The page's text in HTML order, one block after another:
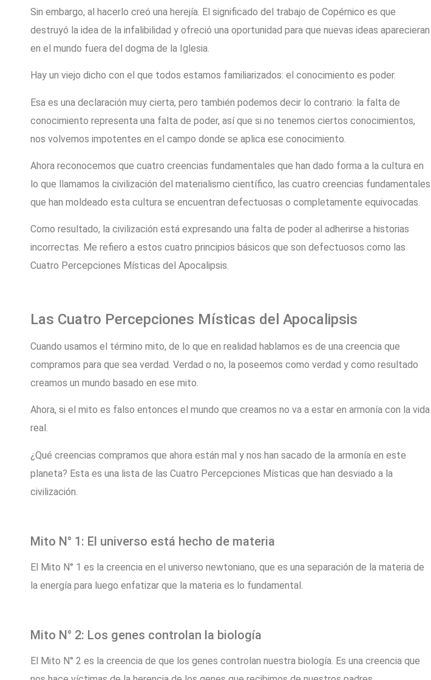
Sin embargo, al hacerlo creó una herejía. El significado del trabajo de Copérnico es que
destruyó la idea de la infalibilidad y ofreció una oportunidad para que nuevas ideas aparecieran
en el mundo fuera del dogma de la Iglesia.
Hay un viejo dicho con el que todos estamos familiarizados: el conocimiento es poder.
Esa es una declaración muy cierta, pero también podemos decir lo contrario: la falta de
conocimiento representa una falta de poder, así que si no tenemos ciertos conocimientos,
nos volvemos impotentes en el campo donde se aplica ese conocimiento.
Ahora reconocemos que cuatro creencias fundamentales que han dado forma a la cultura en
lo que llamamos la civilización del materialismo científico, las cuatro creencias fundamentales
que han moldeado esta cultura se encuentran defectuosas o completamente equivocadas.
Como resultado, la civilización está expresando una falta de poder al adherirse a historias
incorrectas. Me refiero a estos cuatro principios básicos que son defectuosos como las
Cuatro Percepciones Místicas del Apocalipsis.
Las Cuatro Percepciones Místicas del Apocalipsis
Cuando usamos el término mito, de lo que en realidad hablamos es de una creencia que
compramos para que sea verdad. Verdad o no, la poseemos como verdad y como resultado
creamos un mundo basado en ese mito.
Ahora, si el mito es falso entonces el mundo que creamos no va a estar en armonía con la vida
real.
¿Qué creencias compramos que ahora están mal y nos han sacado de la armonía en este
planeta? Esta es una lista de las Cuatro Percepciones Místicas que han desviado a la
civilización.
Mito N° 1: El universo está hecho de materia
El Mito N° 1 es la creencia en el universo newtoniano, que es una separación de la materia de
la energía para luego enfatizar que la materia es lo fundamental.
Mito N° 2: Los genes controlan la biología
El Mito N° 2 es la creencia de que los genes controlan nuestra biología. Es una creencia que